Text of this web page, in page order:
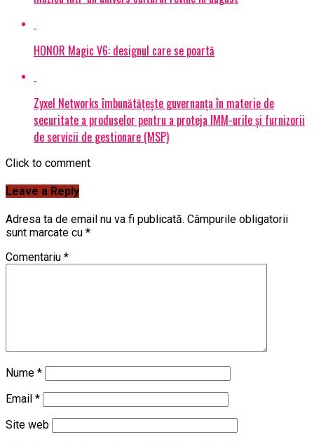
HONOR Magic V6: designul care se poartă
Zyxel Networks îmbunătățește guvernanța în materie de
securitate a produselor pentru a proteja IMM-urile și furnizorii
de servicii de gestionare (MSP)
Click to comment
Leave a Reply
Adresa ta de email nu va fi publicată. Câmpurile obligatorii
sunt marcate cu *
Comentariu *
Nume *
Email *
Site web